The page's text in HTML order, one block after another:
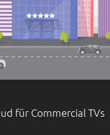
für Commercial TVs